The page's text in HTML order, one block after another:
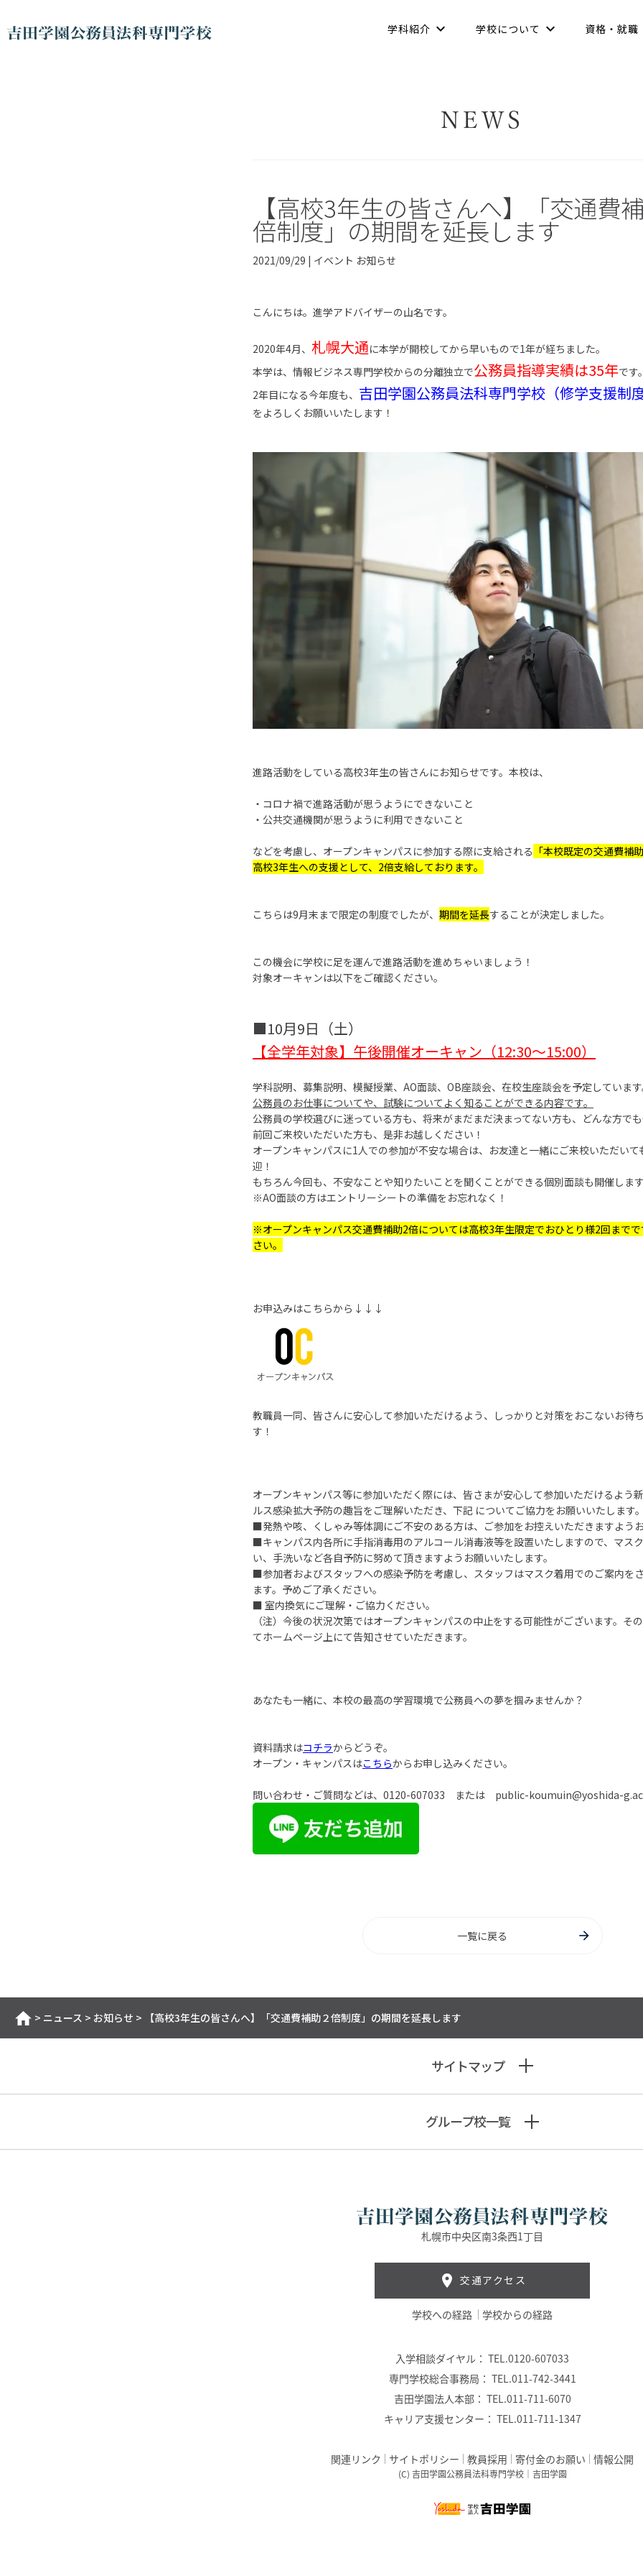
学科紹介 学校について 資格・就職
NEWS
【高校3年生の皆さんへ】「交通費
倍制度」の期間を延長します
2021/09/29 | イベント お知らせ
こんにちは。進学アドバイザーの山名です。
2020年4月、 札幌大通に本学が開校してから早いもので1年が経ちました。
本学は、情報ビジネス専門学校からの分離独立で公務員指導実績は35年です
2年目になる今年度も、 吉田学園公務員法科専門学校（修学支援制
をよろしくお願いいたします！
進路活動をしている高校3年生の皆さんにお知らせです。本校は、
・コロナ禍で進路活動が思うようにできないこと
・公共交通機関が思うように利用できないこと
などを考慮し、 オープンキャンパスに参加する際に支給される 「本校既定の交通費補
高校3年生への支援として、2倍支給しております。
こちらは9月末まで限定の制度でしたが、 期間を延長することが決定しました。
この機会に学校に足を運んで進路活動を進めちゃいましょう！
対象オーキャンは以下をご確認ください。
■10月9日（土）
【全学年対象】午後開催オーキャン（12:30～15:00）
学科説明、募集説明、模擬授業、AO面談、OB座談会、在校生座談会を予定していま
公務員のお仕事についてや、試験についてよく知ることができる内容です。
公務員の学校選びに迷っている方も、将来がまだまだ決まってない方も、どんな方で
前回ご来校いただいた方も、是非お越しください！
オープンキャンパスに1人での参加が不安な場合は、お友達と一緒にご来校いただいて
迎！
もちろん今回も、不安なことや知りたいことを聞くことができる個別面談も開催しま
※AO面談の方はエントリーシートの準備をお忘れなく！
※オープンキャンパス交通費補助2倍については高校3年生限定でおひとり様2回まで
さい。
お申込みはこちらから↓↓↓
教職員一同、皆さんに安心して参加いただけるよう、しっかりと対策をおこないお待
す！
オープンキャンパス等に参加いただく際には、皆さまが安心して参加いただけるよう
ルス感染拡大予防の趣旨をご理解いただき、下記 についてご協力をお願いいたします
■発熱や咳、くしゃみ等体調にご不安のある方は、ご参加をお控えいただきますよう
■キャンパス内各所に手指消毒用のアルコール消毒液等を設置いたしますので、マス
い、手洗いなど各自予防に努めて頂きますようお願いいたします。
■参加者およびスタッフへの感染予防を考慮し、スタッフはマスク着用でのご案内を
ます。予めご了承ください。
■ 室内換気にご理解・ご協力ください。
（注）今後の状況次第ではオープンキャンパスの中止をする可能性がございます。そ
てホームページ上にて告知させていただきます。
あなたも一緒に、本校の最高の学習環境で公務員への夢を掴みませんか？
資料請求はコチラからどうぞ。
オープン・キャンパスはこちらからお申し込みください。
問い合わせ・ご質問などは、 0120-607033 または public-koumuin@yoshida-
一覧に戻る
ホーム
> ニュース > お知らせ > 【高校3年生の皆さんへ】「交通費補助２倍制度」の期間を延長します
サイトマップ
グループ校一覧
札幌市中央区南3条西1丁目
交通アクセス
学校への経路 学校からの経路
入学相談ダイヤル： TEL.0120-607033
専門学校総合事務局： TEL.011-742-3441
吉田学園法人本部： TEL.011-711-6070
キャリア支援センター： TEL.011-711-1347
関連リンク サイトポリシー 教員採用 寄付金のお願い 情報公開
(C) 吉田学園公務員法科専門学校｜吉田学園